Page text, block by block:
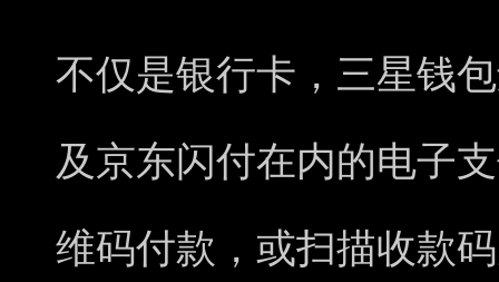
不仅是银行卡，三星钱
及京东闪付在内的电子
维码付款，或扫描收款